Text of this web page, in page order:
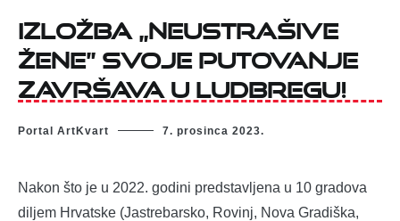
Izložba „Neustrašive
žene” svoje putovanje
završava u Ludbregu!
Portal ArtKvart 7. prosinca 2023.
Nakon što je u 2022. godini predstavljena u 10 gradova
diljem Hrvatske (Jastrebarsko, Rovinj, Nova Gradiška,